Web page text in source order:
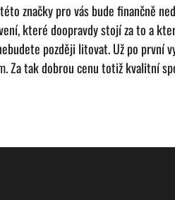
značky pro vás bude finančně
které doopravdy stojí za to a
později litovat. Už po první
Za tak dobrou cenu totiž kvalitní